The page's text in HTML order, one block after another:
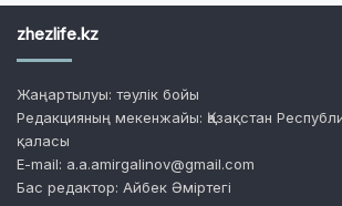
zhezlife.kz
Жаңартылуы: тәулік бойы
Редакцияның мекенжайы: Қазақстан
қаласы
E-mail: a.a.amirgalinov@gmail.com
Бас редактор: Айбек Әміртегі